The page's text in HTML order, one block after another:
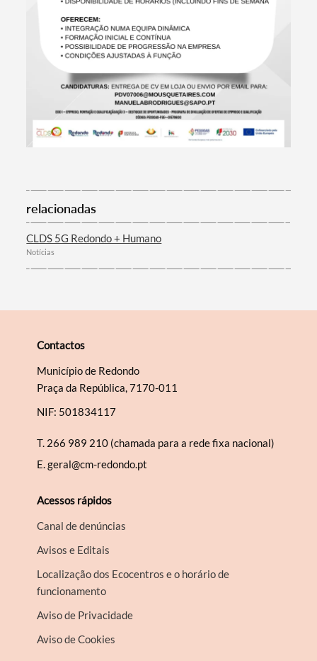
Categorias gerais
Filtros
relacionadas
CLDS 5G Redondo + Humano
Notícias
Contactos
Município de Redondo
Praça da República, 7170-011
NIF: 501834117
T. 266 989 210 (chamada para a rede fixa nacional)
E.geral@cm-redondo.pt
Acessos rápidos
Canal de denúncias
Avisos e Editais
Localização dos Ecocentros e o horário de
funcionamento
Aviso de Privacidade
Aviso de Cookies